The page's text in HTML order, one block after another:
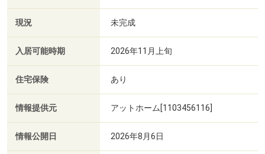
現況 未完成
入居可能時期 2026年11月上旬
住宅保険 あり
情報提供元 アットホーム[1103456116]
情報公開日 2026年8月6日